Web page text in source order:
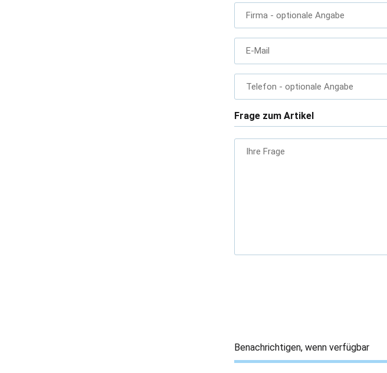
Firma - optionale Angabe
E-Mail
Telefon - optionale Angabe
Frage zum Artikel
Ihre Frage
Benachrichtigen, wenn verfügbar